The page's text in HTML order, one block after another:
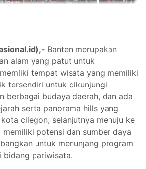
Banten merupakan
alam yang patut untuk
tempat wisata yang memiliki
tersendiri untuk dikunjungi
berbagai budaya daerah, dan ada
serta panorama hills yang
cilegon, selanjutnya menuju ke
memiliki potensi dan sumber daya
untuk menunjang program
bidang pariwisata.